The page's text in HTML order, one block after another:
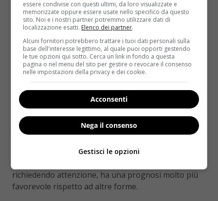
disponibile ed efficace.
Epatite B: trasmissione per via ematica e
sessuale, può diventare cronica, vaccino
disponibile.
Epatite C: trasmissione principalmente per via
ematica, spesso cronica, non esiste un vaccino ma
esistono terapie antivirali molto efficaci.
Epatite E: simile all’epatite A per modalità di
trasmissione, generalmente autolimitante, ma può
essere grave in gravidanza.
Conoscere queste differenze aiuta a non
richiedendo attenzione, ha una prognosi molto più
favorevole rispetto ad altre forme.
essere condivise con questi ultimi, da loro visualizzate e
memorizzate oppure essere usate nello specifico da questo
sito. Noi e i nostri partner potremmo utilizzare dati di
localizzazione esatti. Elenco dei partner.
Alcuni fornitori potrebbero trattare i tuoi dati personali sulla
base dell'interesse legittimo, al quale puoi opporti gestendo
le tue opzioni qui sotto. Cerca un link in fondo a questa
pagina o nel menu del sito per gestire o revocare il consenso
nelle impostazioni della privacy e dei cookie.
Acconsenti
Nega il consenso
Gestisci le opzioni